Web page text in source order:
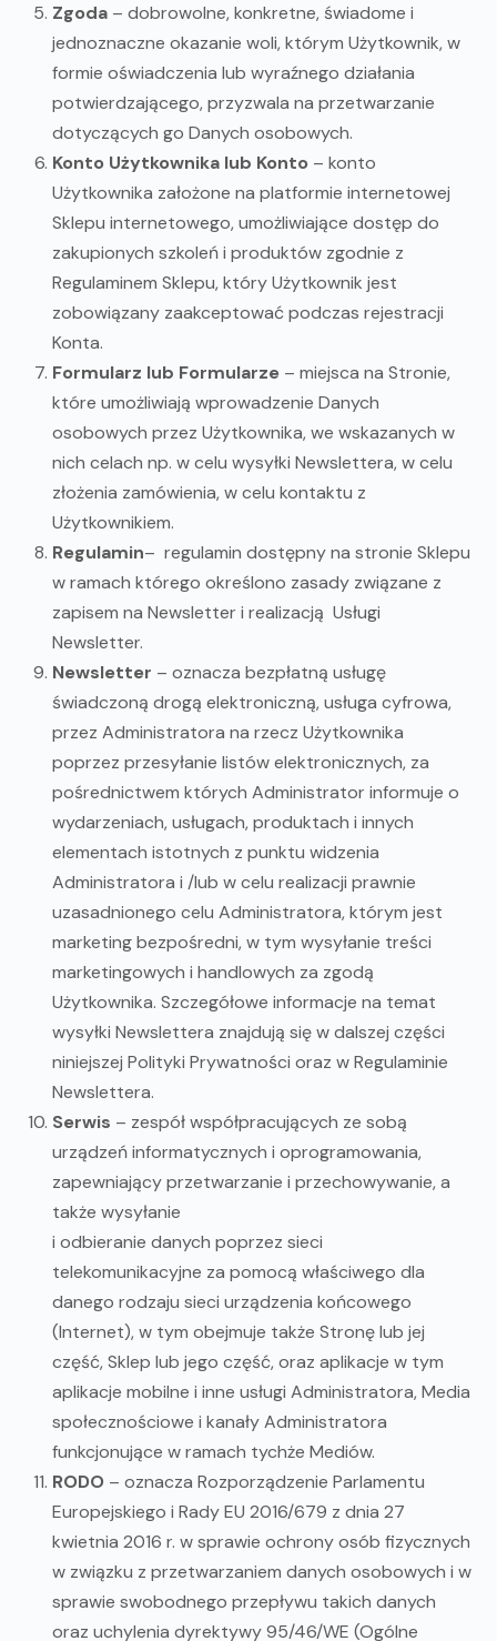
Zgoda – dobrowolne, konkretne, świadome i
jednoznaczne okazanie woli, którym Użytkownik, w
formie oświadczenia lub wyraźnego działania
potwierdzającego, przyzwala na przetwarzanie
dotyczących go Danych osobowych.
Konto Użytkownika lub Konto – konto
Użytkownika założone na platformie internetowej
Sklepu internetowego, umożliwiające dostęp do
zakupionych szkoleń i produktów zgodnie z
Regulaminem Sklepu, który Użytkownik jest
zobowiązany zaakceptować podczas rejestracji
Konta.
Formularz lub Formularze – miejsca na Stronie,
które umożliwiają wprowadzenie Danych
osobowych przez Użytkownika, we wskazanych w
nich celach np. w celu wysyłki Newslettera, w celu
złożenia zamówienia, w celu kontaktu z
Użytkownikiem.
Regulamin– regulamin dostępny na stronie Sklepu
w ramach którego określono zasady związane z
zapisem na Newsletter i realizacją Usługi
Newsletter.
Newsletter – oznacza bezpłatną usługę
świadczoną drogą elektroniczną, usługa cyfrowa,
przez Administratora na rzecz Użytkownika
poprzez przesyłanie listów elektronicznych, za
pośrednictwem których Administrator informuje o
wydarzeniach, usługach, produktach i innych
elementach istotnych z punktu widzenia
Administratora i /lub w celu realizacji prawnie
uzasadnionego celu Administratora, którym jest
marketing bezpośredni, w tym wysyłanie treści
marketingowych i handlowych za zgodą
Użytkownika. Szczegółowe informacje na temat
wysyłki Newslettera znajdują się w dalszej części
niniejszej Polityki Prywatności oraz w Regulaminie
Newslettera.
Serwis – zespół współpracujących ze sobą
urządzeń informatycznych i oprogramowania,
zapewniający przetwarzanie i przechowywanie, a
także wysyłanie
i odbieranie danych poprzez sieci
telekomunikacyjne za pomocą właściwego dla
danego rodzaju sieci urządzenia końcowego
(Internet), w tym obejmuje także Stronę lub jej
część, Sklep lub jego część, oraz aplikacje w tym
aplikacje mobilne i inne usługi Administratora, Media
społecznościowe i kanały Administratora
funkcjonujące w ramach tychże Mediów.
RODO – oznacza Rozporządzenie Parlamentu
Europejskiego i Rady EU 2016/679 z dnia 27
kwietnia 2016 r. w sprawie ochrony osób fizycznych
w związku z przetwarzaniem danych osobowych i w
sprawie swobodnego przepływu takich danych
oraz uchylenia dyrektywy 95/46/WE (Ogólne